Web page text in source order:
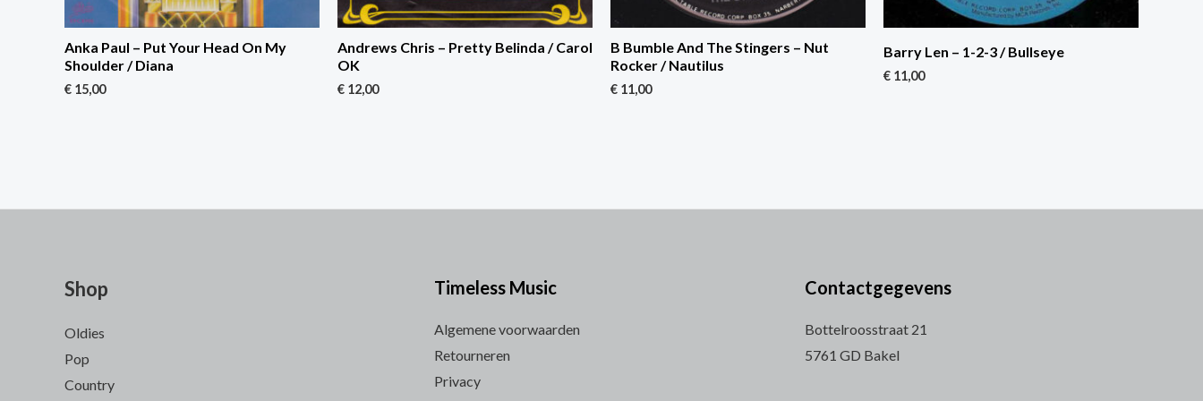
Anka Paul – Put Your Head On My
Shoulder / Diana
€ 15,00
Andrews Chris – Pretty Belinda / Carol
OK
€ 12,00
B Bumble And The Stingers – Nut
Rocker / Nautilus
€ 11,00
Barry Len – 1-2-3 / Bullseye
€ 11,00
Shop
Oldies
Pop
Country
Timeless Music
Algemene voorwaarden
Retourneren
Privacy
Contactgegevens
Bottelroosstraat 21
5761 GD Bakel